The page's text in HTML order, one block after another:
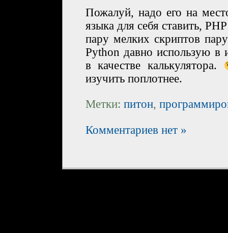
Пожалуй, надо его на
языка для себя ставить,
пару мелких скриптов
Python давно использую
в качестве калькулятора.
изучить поплотнее.
Метки: питон,
Комментариев нет »